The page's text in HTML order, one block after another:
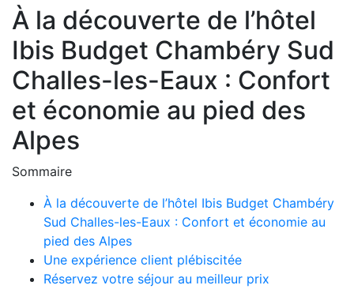
À la découverte de l’hôtel
Ibis Budget Chambéry Sud
Challes-les-Eaux : Confort
et économie au pied des
Alpes
Sommaire
À la découverte de l’hôtel Ibis Budget Chambéry
Sud Challes-les-Eaux : Confort et économie au
pied des Alpes
Une expérience client plébiscitée
Réservez votre séjour au meilleur prix